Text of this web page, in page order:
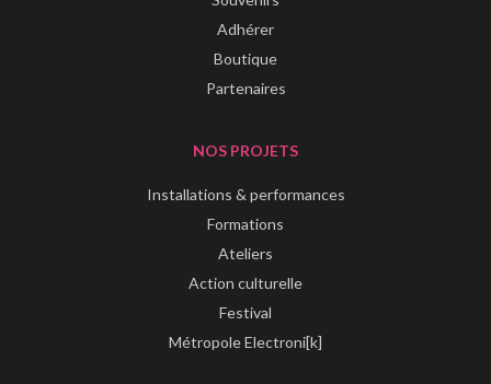
Adhérer
Boutique
Partenaires
NOS PROJETS
Installations & performances
Formations
Ateliers
Action culturelle
Festival
Métropole Electroni[k]